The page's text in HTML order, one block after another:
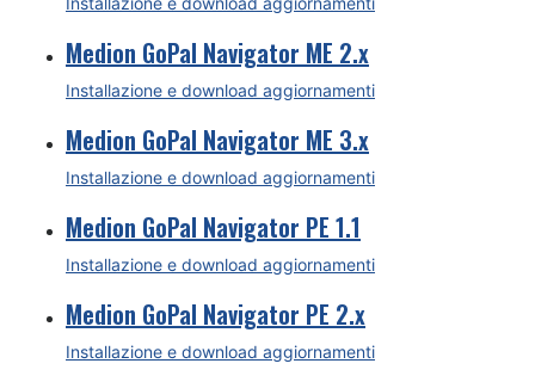
Medion GoPal Navigator ME 2.x
Installazione e download aggiornamenti
Medion GoPal Navigator ME 3.x
Installazione e download aggiornamenti
Medion GoPal Navigator PE 1.1
Installazione e download aggiornamenti
Medion GoPal Navigator PE 2.x
Installazione e download aggiornamenti